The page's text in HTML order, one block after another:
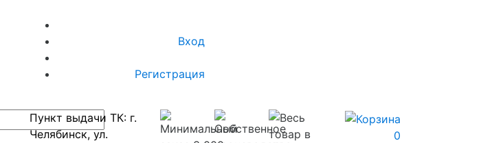
Вход
Регистрация
Пункт выдачи ТК: г.
Челябинск, ул.
0